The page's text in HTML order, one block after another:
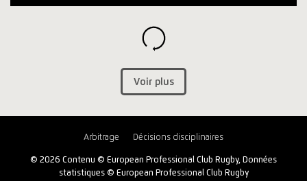
Voir plus
Arbitrage Décisions disciplinaires
© 2026 Contenu © European Professional Club Rugby, Données
statistiques © European Professional Club Rugby